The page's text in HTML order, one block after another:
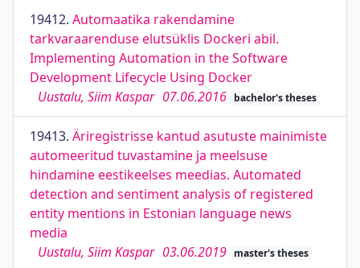
19412. Automaatika rakendamine
tarkvaraarenduse elutsüklis Dockeri abil.
Implementing Automation in the Software
Development Lifecycle Using Docker
Uustalu, Siim Kaspar 07.06.2016 bachelor's theses
19413. Äriregistrisse kantud asutuste mainimiste
automeeritud tuvastamine ja meelsuse
hindamine eestikeelses meedias. Automated
detection and sentiment analysis of registered
entity mentions in Estonian language news
media
Uustalu, Siim Kaspar 03.06.2019 master's theses